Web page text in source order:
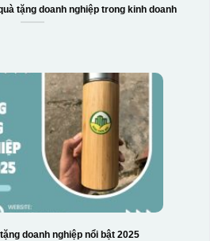
tặng doanh nghiệp trong kinh doanh
doanh nghiệp nổi bật 2025